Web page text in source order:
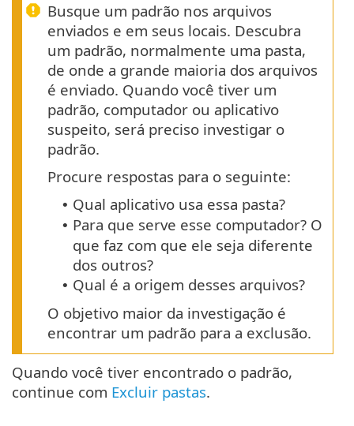
Busque um padrão nos arquivos
enviados e em seus locais. Descubra
um padrão, normalmente uma pasta,
de onde a grande maioria dos arquivos
é enviado. Quando você tiver um
padrão, computador ou aplicativo
suspeito, será preciso investigar o
padrão.
Procure respostas para o seguinte:
• Qual aplicativo usa essa pasta?
• Para que serve esse computador? O
que faz com que ele seja diferente
dos outros?
• Qual é a origem desses arquivos?
O objetivo maior da investigação é
encontrar um padrão para a exclusão.
Quando você tiver encontrado o padrão,
continue com Excluir pastas.